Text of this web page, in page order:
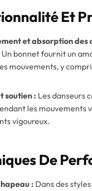
Et
et absorption des
Un bonnet fournit un
mouvements, y
soutien : Les danseurs
les mouvements
vigoureux.
De
: Dans des